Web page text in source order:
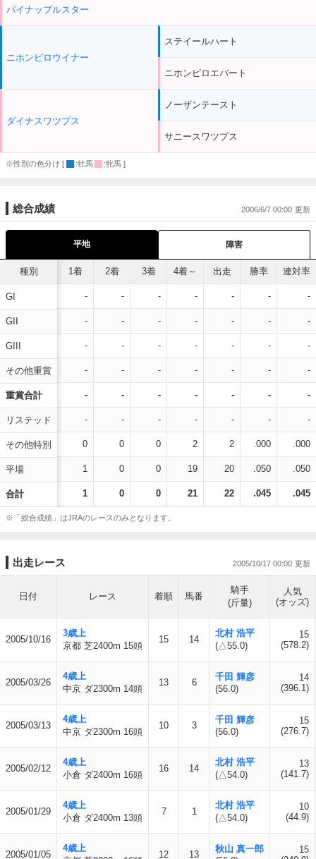
パイナップルスター
ニホンピロウイナー
ダイナスワツプス
ステイールハート
ニホンピロエバート
ノーザンテースト
サニースワツプス
※性別の色分け [ :牡馬 :牝馬 ]
総合成績 2006/6/7 00:00
平地 障害
種別
GI
GII
GIII
その他重賞
重賞合計
リステッド
その他特別
平場
合計
1着 2着 3着 4着～ 出走 勝率 連対率
- - - - - - -
- - - - - - -
- - - - - - -
- - - - - - -
- - - - - - -
- - - - - - -
0 0 0 2 2 .000 .000
1 0 0 19 20 .050 .050
1 0 0 21 22 .045 .045
※「総合成績」はJRAのレースのみとなります。
出走レース 2005/10/17 00:00
日付 レース 着順 馬番
騎手
(斤量)
人気
(オッズ)
2005/10/16
3歳上
京都 芝2400m 15頭
15 14
北村 浩平
(△55.0)
15
(578.2)
2005/03/26
4歳上
中京 ダ2300m 14頭
13 6
千田 輝彦
(56.0)
14
(396.1)
2005/03/13
4歳上
中京 ダ2300m 16頭
10 3
千田 輝彦
(56.0)
15
(276.7)
2005/02/12
4歳上
小倉 ダ2400m 16頭
16 14
北村 浩平
(△54.0)
13
(141.7)
2005/01/29
4歳上
小倉 ダ2400m 13頭
7 1
北村 浩平
(△54.0)
10
(44.9)
2005/01/05
4歳上
12 13
秋山 真一郎
15